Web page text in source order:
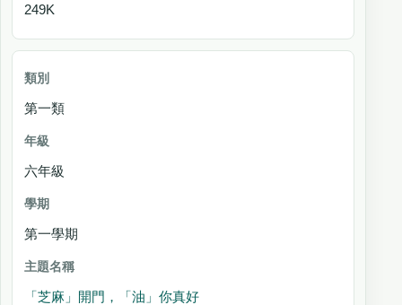
249K
第一類
六年級
第一學期
「芝麻」開門，「油」你真好